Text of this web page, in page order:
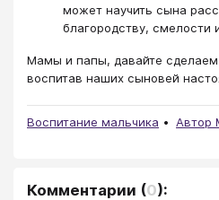
может научить сына
благородству,
Мамы и папы, давайте
воспитав наших сыновей
Воспитание мальчика Автор
Комментарии (0):